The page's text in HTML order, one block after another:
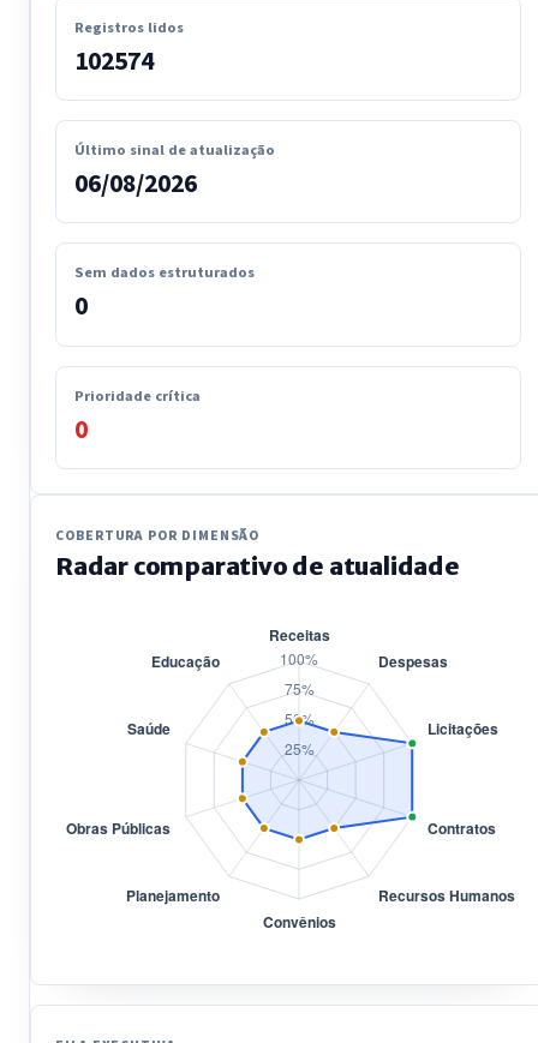
Registros lidos
102574
Último sinal de atualização
06/08/2026
Sem dados estruturados
0
Prioridade crítica
0
COBERTURA POR DIMENSÃO
Radar comparativo de atualidade
Receitas
50%
155